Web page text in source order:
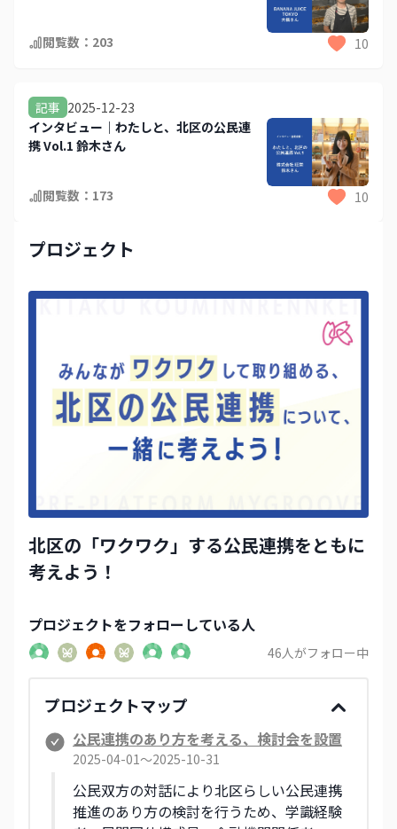
閲覧数： 203 10
記事 2025-12-23
インタビュー｜わたしと、北区の公民連
携 Vol.1 鈴木さん
閲覧数： 173 10
プロジェクト
北区の「ワクワク」する公民連携をともに
考えよう！
プロジェクトをフォローしている人
46人がフォロー中
プロジェクトマップ
公民連携のあり方を考える、検討会を設置
2025-04-01〜2025-10-31
公民双方の対話により北区らしい公民連携
推進のあり方の検討を行うため、学識経験